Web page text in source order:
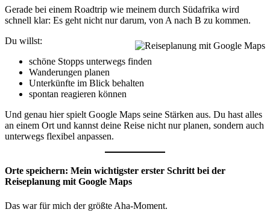
Gerade bei einem Roadtrip wie meinem durch Südafrika wird
schnell klar: Es geht nicht nur darum, von A nach B zu kommen.
Du willst:
schöne Stopps unterwegs finden
Wanderungen planen
Unterkünfte im Blick behalten
spontan reagieren können
Und genau hier spielt Google Maps seine Stärken aus. Du hast alles
an einem Ort und kannst deine Reise nicht nur planen, sondern auch
unterwegs flexibel anpassen.
Orte speichern: Mein wichtigster erster Schritt bei der
Reiseplanung mit Google Maps
Das war für mich der größte Aha-Moment.